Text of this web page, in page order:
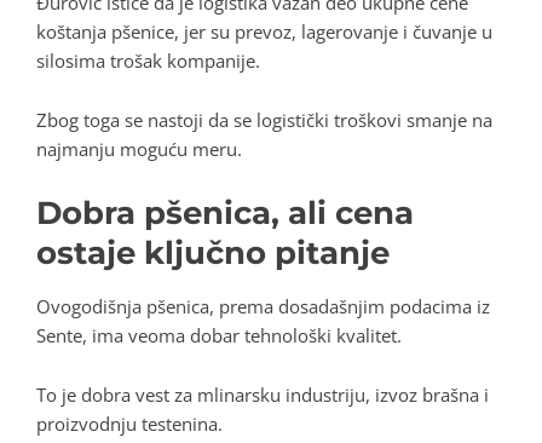
koštanja pšenice, jer su prevoz, lagerovanje i čuvanje u
silosima trošak kompanije.
Zbog toga se nastoji da se logistički troškovi smanje na
najmanju moguću meru.
Dobra pšenica, ali cena
ostaje ključno pitanje
Ovogodišnja pšenica, prema dosadašnjim podacima iz
Sente, ima veoma dobar tehnološki kvalitet.
To je dobra vest za mlinarsku industriju, izvoz brašna i
proizvodnju testenina.